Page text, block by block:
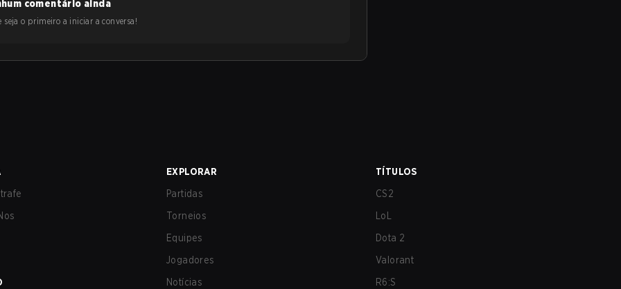
comentário ainda
seja o primeiro a iniciar a conversa!
EXPLORAR
Partidas
Torneios
Equipes
Jogadores
Notícias
TÍTULOS
CS2
LoL
Dota 2
Valorant
R6:S